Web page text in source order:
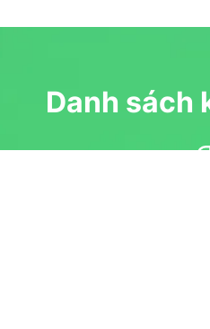
Danh sách